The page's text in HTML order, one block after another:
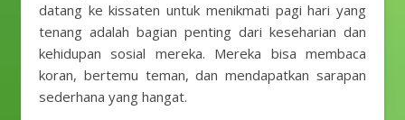
datang ke kissaten untuk menikmati pagi hari yang
tenang adalah bagian penting dari keseharian dan
kehidupan sosial mereka. Mereka bisa membaca
koran, bertemu teman, dan mendapatkan sarapan
sederhana yang hangat.